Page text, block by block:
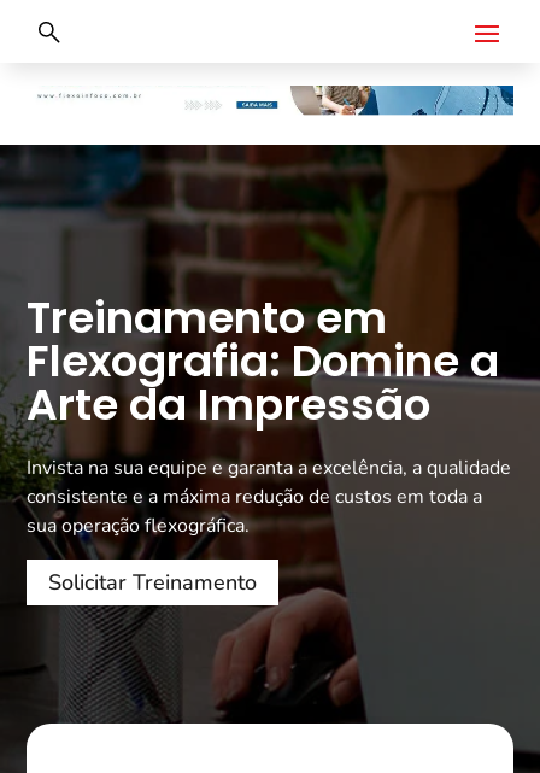
Treinamento em
Flexografia: Domine a
Arte da Impressão
Invista na sua equipe e garanta a excelência, a qualidade
consistente e a máxima redução de custos em toda a
sua operação flexográfica.
Solicitar Treinamento